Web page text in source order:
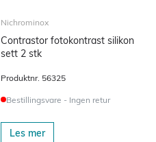
Nichrominox
Contrastor fotokontrast silikon
sett 2 stk
Produktnr. 56325
Bestillingsvare - Ingen retur
Les mer